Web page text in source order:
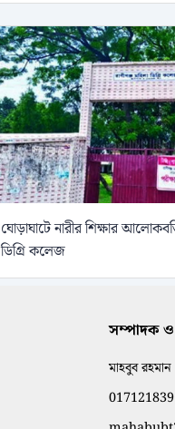
ঘোড়াঘাটে নারীর শিক্ষার
ডিগ্রি কলেজ
সম্পাদক
মাহবুব রহমান